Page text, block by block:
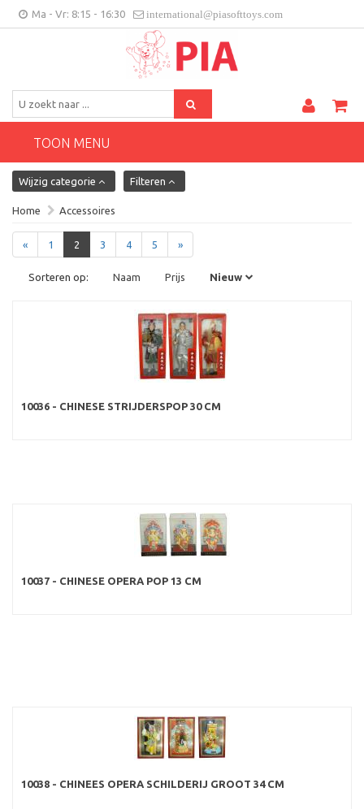
Ma - Vr: 8:15 - 16:30 international@piasofttoys.com
Klantenfeedback
BE/NL
TOON MENU
Wijzig categorie Filteren
Home Accessoires
« 1 2 3 4 5 »
Sorteren op: Naam Prijs Nieuw
10036 - CHINESE STRIJDERSPOP 30 CM
10037 - CHINESE OPERA POP 13 CM
10038 - CHINEES OPERA SCHILDERIJ GROOT 34 CM